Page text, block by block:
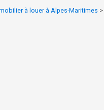
à louer à Alpes-Maritimes >